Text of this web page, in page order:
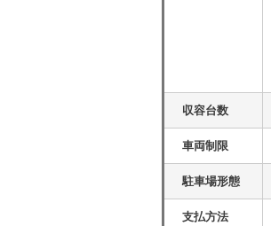
収容台数
車両制限
駐車場形態
支払方法